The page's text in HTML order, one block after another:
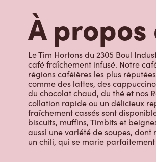
À propos
Le Tim Hortons du 2305 Boul
café fraîchement infusé. Notre
régions caféières les plus
comme des lattes, des
du chocolat chaud, du thé et nos
collation rapide ou un délicieux
fraîchement cassés sont
biscuits, muffins, Timbits et